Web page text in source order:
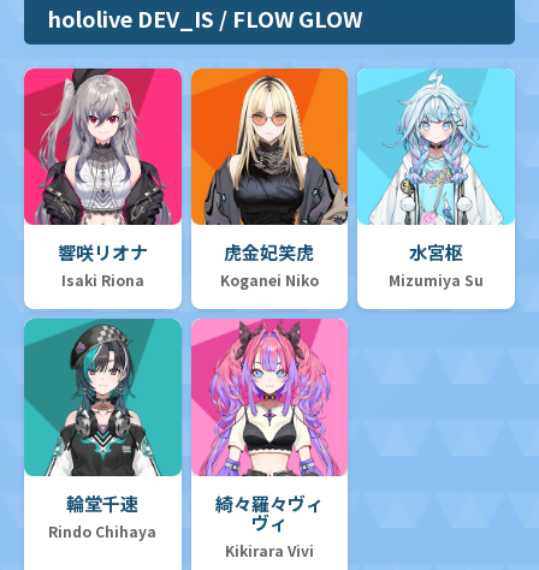
hololive DEV_IS / FLOW GLOW
響咲リオナ
Isaki Riona
虎金妃笑虎
Koganei Niko
水宮枢
Mizumiya Su
輪堂千速
Rindo Chihaya
綺々羅々ヴィ
ヴィ
Kikirara Vivi